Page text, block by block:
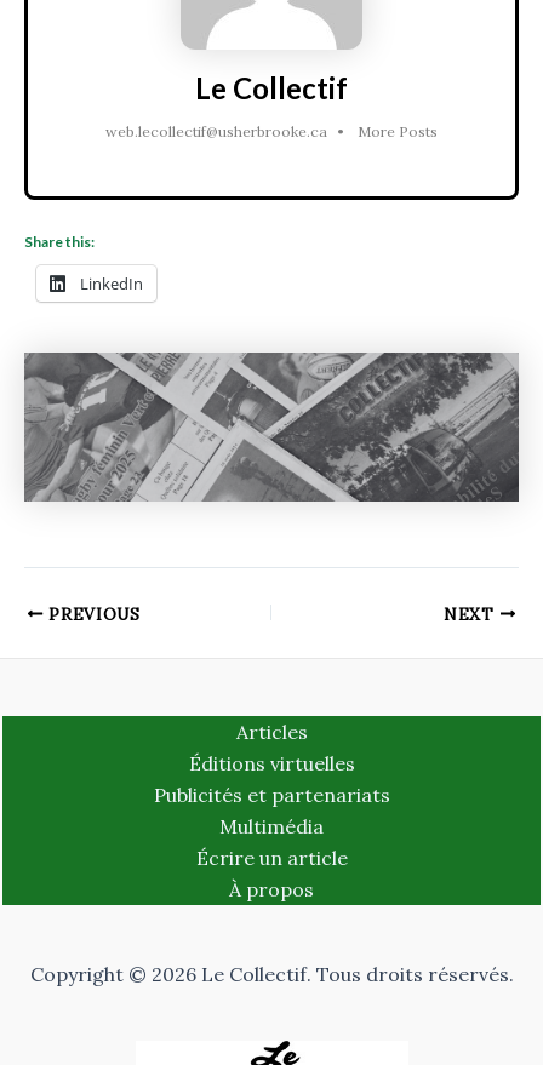
Le Collectif
web.lecollectif@usherbrooke.ca • More Posts
Share this:
LinkedIn
PREVIOUS NEXT
Articles
Éditions virtuelles
Publicités et partenariats
Multimédia
Écrire un article
À propos
Copyright © 2026 Le Collectif. Tous droits réservés.